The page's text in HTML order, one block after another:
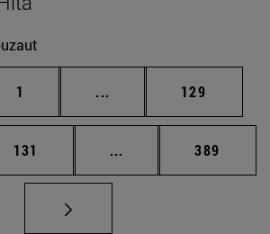
Página
1 ... Páginas intermedias
Página
129
Página
131 ... Páginas intermedias
Página
389